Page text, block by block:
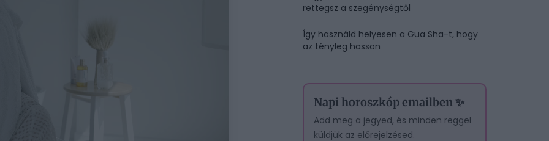
rettegsz a szegénységtől
Így használd helyesen a Gua Sha-t, hogy
az tényleg hasson
Napi horoszkóp emailben ✨
Add meg a jegyed, és minden reggel
küldjük az előrejelzésed.